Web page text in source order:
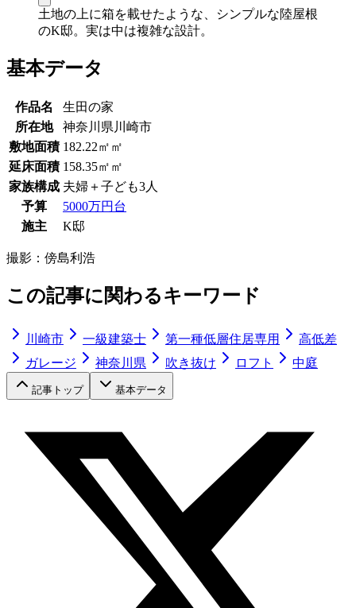
土地の上に箱を載せたような、シンプルな陸屋根
のK邸。実は中は複雑な設計。
基本データ
作品名
生田の家
所在地
神奈川県川崎市
敷地面積 182.22㎡㎡
延床面積 158.35㎡㎡
家族構成 夫婦＋子ども3人
予算
5000万円台
施主
K邸
撮影： 傍島利浩
この記事に関わるキーワード
川崎市 一級建築士 第一種低層住居専用
高低差
ガレージ
神奈川県 吹き抜け ロフト 中庭
記事トップ 基本データ